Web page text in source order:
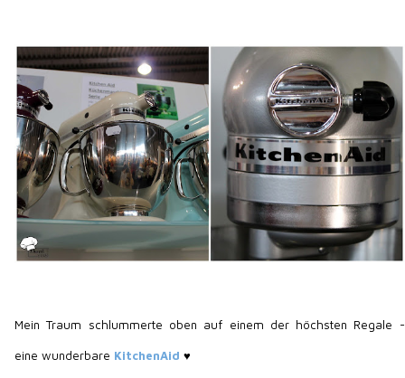
Mein Traum schlummerte oben auf einem der höchsten Regale -
eine wunderbare KitchenAid ♥